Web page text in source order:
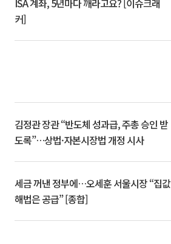
ISA 계좌, 5년마다 깨라고요? [이슈크래
커]
김정관 장관 “반도체 성과급, 주총 승인 받
도록”…상법·자본시장법 개정 시사
세금 꺼낸 정부에…오세훈 서울시장 “집값
해법은 공급” [종합]